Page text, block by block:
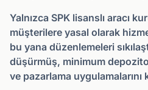
Yalnızca SPK lisanslı aracı
müşterilere yasal olarak
bu yana düzenlemeleri
düşürmüş, minimum
ve pazarlama uygulamalarını